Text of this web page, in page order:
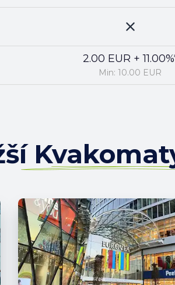
2.00 EUR +
Min: 10.00 EUR